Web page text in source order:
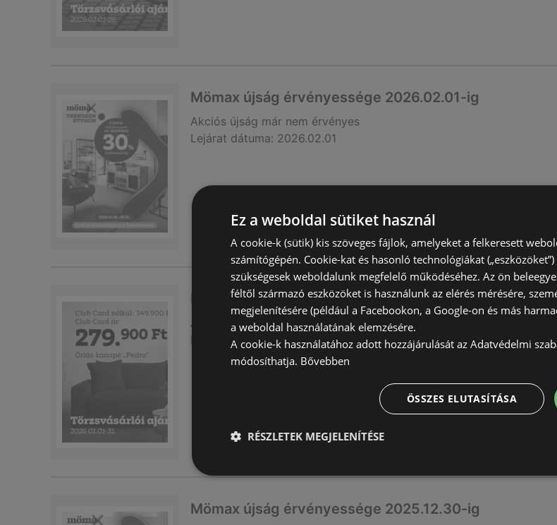
Mömax újság érvényessége 2026.02.01-ig
Akciós újság már nem érvényes
Lejárat dátuma: 2026.02.01
Mömax újság érvényessége 2026.01.31-ig
Akciós újság már nem érvényes
Lejárat dátuma: 2026.01.31
Mömax újság érvényessége 2025.12.30-ig
Ez a weboldal sütiket használ
A cookie-k (sütik) kis szöveges fájlok, amelyeket a felkeresett
számítógépén. Cookie-kat és hasonló technológiákat
szükségesek weboldalunk megfelelő működéséhez. Az ön
féltől származó eszközöket is használunk az elérés mérésére,
megjelenítésére (például a Facebookon, a Google-on és más
a weboldal használatának elemzésére.
A cookie-k használatához adott hozzájárulását az Adatvédelmi
módosíthatja. Bővebben
ÖSSZES ELUTASÍTÁSA
RÉSZLETEK MEGJELENÍTÉSE